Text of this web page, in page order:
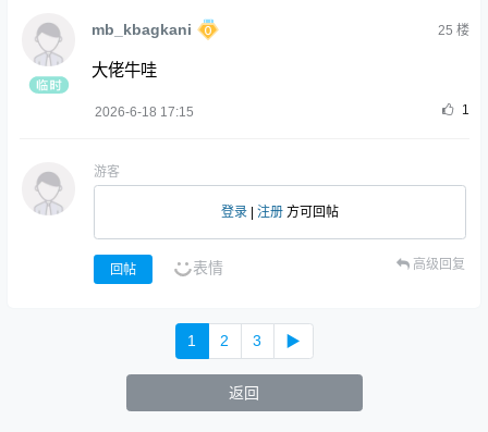
mb_kbagkani 25 楼
大佬牛哇
2026-6-18 17:15 1
游客
登录 注册 方可回帖
回帖 表情 高级回复
1 2 3 ▶
返回